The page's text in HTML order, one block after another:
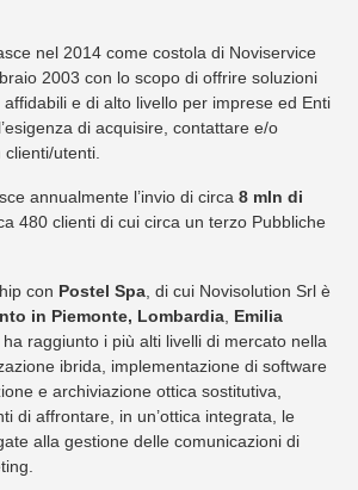
nel 2014 come costola di Noviservice
2003 con lo scopo di offrire soluzioni
e di alto livello per imprese ed Enti
di acquisire, contattare e/o
utenti.
annualmente l’invio di circa8 mln di
480 clienti di cui circa un terzo Pubbliche
con Postel Spa, di cui Novisolution Srl è
in Piemonte, Lombardia, Emilia
ha raggiunto i più alti livelli di mercato nella
ibrida, implementazione di software
e archiviazione ottica sostitutiva,
di affrontare, in un’ottica integrata, le
alla gestione delle comunicazioni di